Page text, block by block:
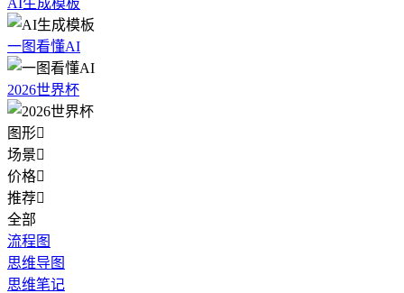
AI生成模板
一图看懂AI
2026世界杯
图形
场景
价格
推荐
全部
流程图
思维导图
思维笔记